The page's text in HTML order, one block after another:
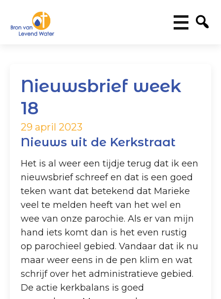
Nieuwsbrief week
18
29 april 2023
Nieuws uit de Kerkstraat
Het is al weer een tijdje terug dat ik een
nieuwsbrief schreef en dat is een goed
teken want dat betekend dat Marieke
veel te melden heeft van het wel en
wee van onze parochie. Als er van mijn
hand iets komt dan is het even rustig
op parochieel gebied. Vandaar dat ik nu
maar weer eens in de pen klim en wat
schrijf over het administratieve gebied.
De actie kerkbalans is goed